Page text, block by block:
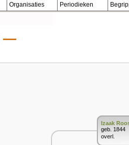
Organisaties Periodieken
Izaak
geb. 1844
overl.